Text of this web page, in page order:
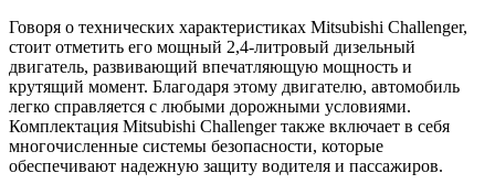
Говоря о технических характеристиках Mitsubishi Challenger,
стоит отметить его мощный 2,4-литровый дизельный
двигатель, развивающий впечатляющую мощность и
крутящий момент. Благодаря этому двигателю, автомобиль
легко справляется с любыми дорожными условиями.
Комплектация Mitsubishi Challenger также включает в себя
многочисленные системы безопасности, которые
обеспечивают надежную защиту водителя и пассажиров.